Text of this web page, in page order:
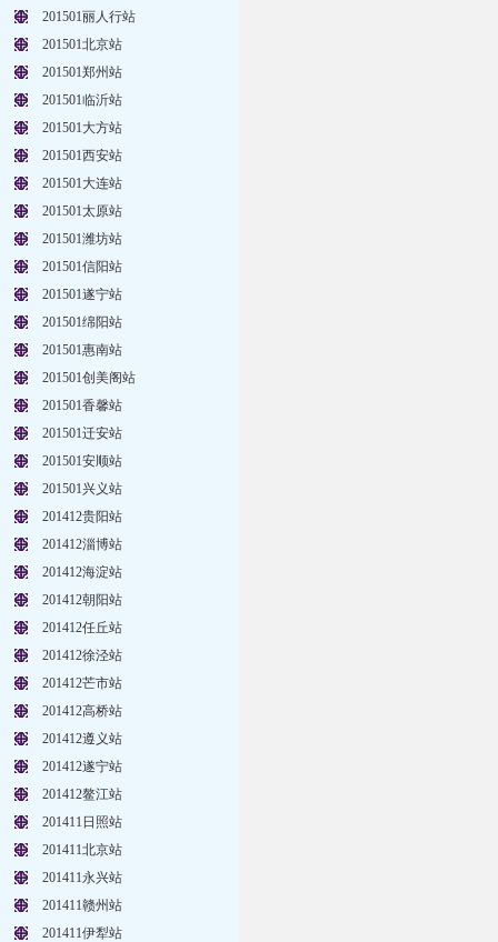
201501丽人行站
201501北京站
201501郑州站
201501临沂站
201501大方站
201501西安站
201501大连站
201501太原站
201501潍坊站
201501信阳站
201501遂宁站
201501绵阳站
201501惠南站
201501创美阁站
201501香馨站
201501迁安站
201501安顺站
201501兴义站
201412贵阳站
201412淄博站
201412海淀站
201412朝阳站
201412任丘站
201412徐泾站
201412芒市站
201412高桥站
201412遵义站
201412遂宁站
201412鳌江站
201411日照站
201411北京站
201411永兴站
201411赣州站
201411伊犁站